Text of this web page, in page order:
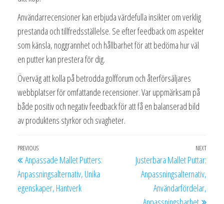
Användarrecensioner kan erbjuda värdefulla insikter om verklig
prestanda och tillfredsställelse. Se efter feedback om aspekter
som känsla, noggrannhet och hållbarhet för att bedöma hur väl
en putter kan prestera för dig.
Överväg att kolla på betrodda golfforum och återförsäljares
webbplatser för omfattande recensioner. Var uppmärksam på
både positiv och negativ feedback för att få en balanserad bild
av produktens styrkor och svagheter.
Post
navigation
Previous
Post
PREVIOUS
Anpassade Mallet Putters:
Anpassningsalternativ, Unika
egenskaper, Hantverk
Next
NEXT
Justerbara Mallet Puttar:
Anpassningsalternativ,
Användarfördelar,